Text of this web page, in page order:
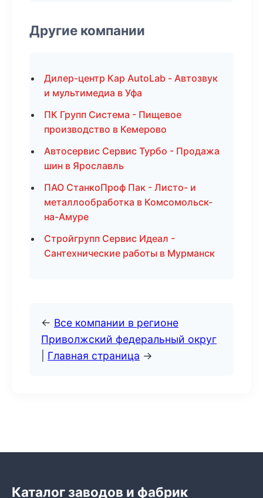
Другие компании
Дилер-центр Кар AutoLab - Автозвук
и мультимедиа в Уфа
ПК Групп Система - Пищевое
производство в Кемерово
Автосервис Сервис Турбо - Продажа
шин в Ярославль
ПАО СтанкоПроф Пак - Листо- и
металлообработка в Комсомольск-
на-Амуре
Стройгрупп Сервис Идеал -
Сантехнические работы в Мурманск
← Все компании в регионе
Приволжский федеральный округ
Главная страница →
Каталог заводов и фабрик